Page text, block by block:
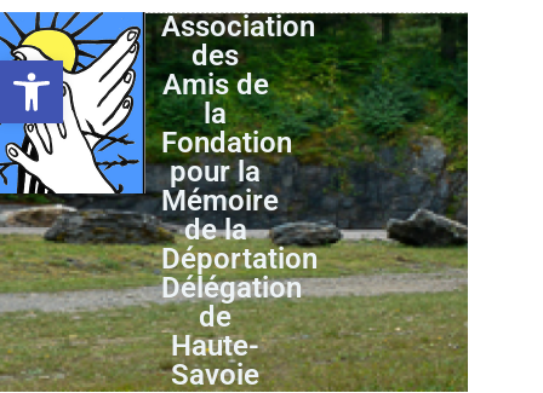
Ouvrir la barre d’outils
Association
des
Amis de
la
Fondation
pour la
Mémoire
de la
Déportation
Délégation
de
Haute-
Savoie